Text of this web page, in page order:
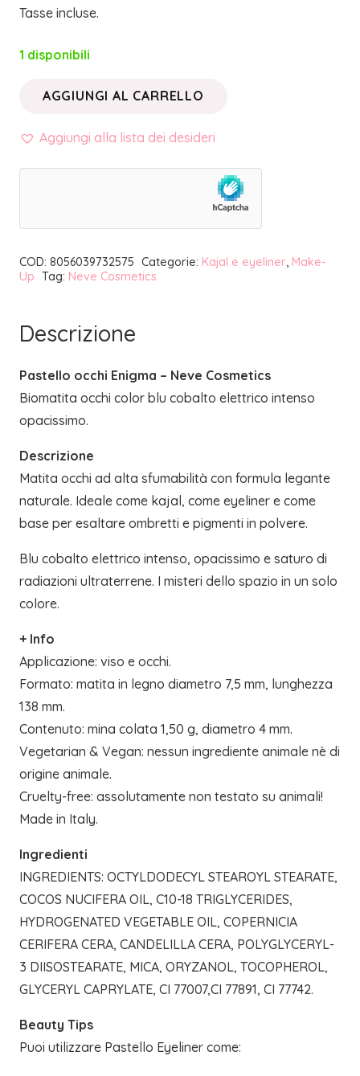
Tasse incluse.
1 disponibili
OCCHI
|
AGGIUNGI AL CARRELLO
Aggiungi alla lista dei desideri
COD: 8056039732575 Categorie: Kajal e eyeliner, Make-
Up Tag: Neve Cosmetics
Descrizione
Pastello occhi Enigma – Neve Cosmetics
Biomatita occhi color blu cobalto elettrico intenso
opacissimo.
Descrizione
Matita occhi ad alta sfumabilità con formula legante
naturale. Ideale come kajal, come eyeliner e come
base per esaltare ombretti e pigmenti in polvere.
Blu cobalto elettrico intenso, opacissimo e saturo di
radiazioni ultraterrene. I misteri dello spazio in un solo
colore.
+ Info
Applicazione: viso e occhi.
Formato: matita in legno diametro 7,5 mm, lunghezza
138 mm.
Contenuto: mina colata 1,50 g, diametro 4 mm.
Vegetarian & Vegan: nessun ingrediente animale nè di
origine animale.
Cruelty-free: assolutamente non testato su animali!
Made in Italy.
Ingredienti
INGREDIENTS: OCTYLDODECYL STEAROYL STEARATE,
COCOS NUCIFERA OIL, C10-18 TRIGLYCERIDES,
HYDROGENATED VEGETABLE OIL, COPERNICIA
CERIFERA CERA, CANDELILLA CERA, POLYGLYCERYL-
3 DIISOSTEARATE, MICA, ORYZANOL, TOCOPHEROL,
GLYCERYL CAPRYLATE, CI 77007,CI 77891, CI 77742.
Beauty Tips
Puoi utilizzare Pastello Eyeliner come: